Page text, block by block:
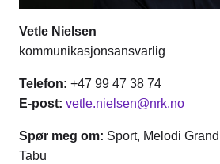
Vetle Nielsen
kommunikasjonsansvarlig
Telefon: +47 99 47 38 74
E-post: vetle.nielsen@nrk.no
Spør meg om: Sport, Melodi
Tabu